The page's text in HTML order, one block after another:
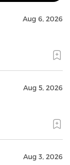
Aug 6, 2026
Aug 5, 2026
Aug 3, 2026